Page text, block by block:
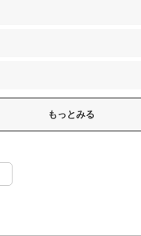
もっとみる